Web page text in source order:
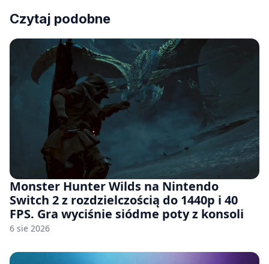
Czytaj podobne
Monster Hunter Wilds na Nintendo
Switch 2 z rozdzielczością do 1440p i 40
FPS. Gra wyciśnie siódme poty z konsoli
6 sie 2026